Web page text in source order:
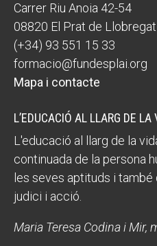
Carrer Riu Anoia 42-54
08820 El Prat de Llobregat
(+34) 93 551 15 33
formacio@fundesplai.org
Mapa i contacte
L’EDUCACIÓ AL LLARG DE LA
L'educació al llarg de la
continuada de la persona
les seves aptituds i
judici i acció.
Maria Teresa Codina i Mir,